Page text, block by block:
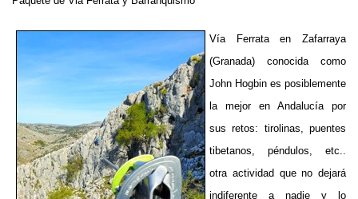
Vía Ferrata en Zafarraya
(Granada) conocida como
John Hogbin es posiblemente
la mejor en Andalucía por
sus retos: tirolinas, puentes
tibetanos, péndulos, etc..
otra actividad que no dejará
indiferente a nadie y lo